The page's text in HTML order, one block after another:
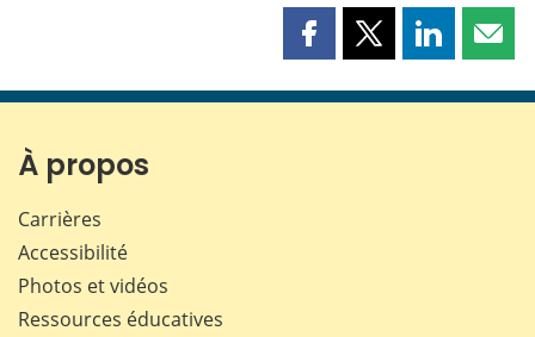
Partager
page
Partager
page
Partager
page page
À propos
Carrières
Accessibilité
Photos et vidéos
Ressources éducatives